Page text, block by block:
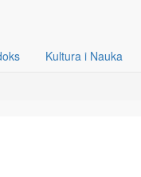
Kultura i Nauka